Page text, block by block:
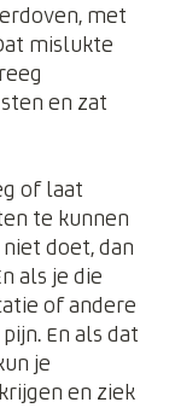
met
mislukte
en zat
of laat
te kunnen
doet, dan
als je die
of andere
En als dat
je
en ziek